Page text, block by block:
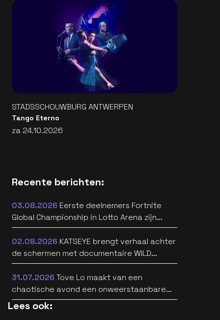
STADSSCHOUWBURG ANTWERPEN
Tango Eterno
za 24.10.2026
Recente berichten:
03.08.2026 Eerste deelnemers Fortnite
Global Championship in Lotto Arena zijn
bekend
02.08.2026 KATSEYE brengt verhaal achter
de schermen met documentaire WILD
HEARTS [trailer]
31.07.2026 Tove Lo maakt van een
chaotische avond een onweerstaanbare
popsong
Lees ook: